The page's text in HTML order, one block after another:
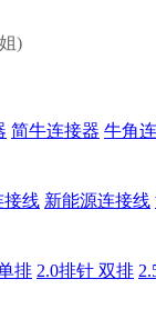
)
简牛连接器 牛角
接线 新能源连接线
排 2.0排针 双排